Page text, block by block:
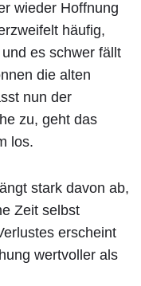
wieder Hoffnung
häufig,
es schwer fällt
die alten
nun der
zu, geht das
los.
stark davon ab,
Zeit selbst
erscheint
wertvoller als